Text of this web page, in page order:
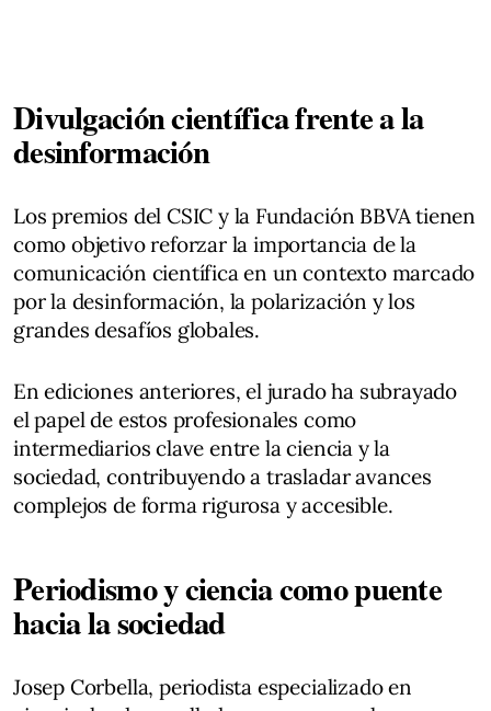
Divulgación científica frente a la
desinformación
Los premios del CSIC y la Fundación BBVA tienen
como objetivo reforzar la importancia de la
comunicación científica en un contexto marcado
por la desinformación, la polarización y los
grandes desafíos globales.
En ediciones anteriores, el jurado ha subrayado
el papel de estos profesionales como
intermediarios clave entre la ciencia y la
sociedad, contribuyendo a trasladar avances
complejos de forma rigurosa y accesible.
Periodismo y ciencia como puente
hacia la sociedad
Josep Corbella, periodista especializado en